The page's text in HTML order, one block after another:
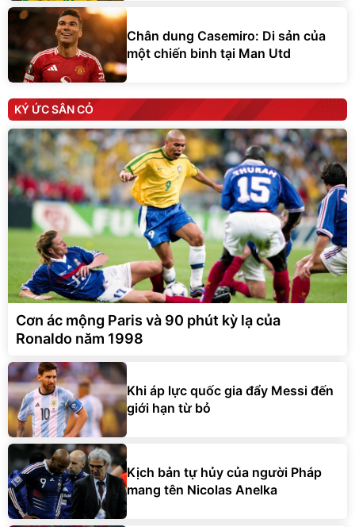
Chân dung Casemiro: Di sản của
một chiến binh tại Man Utd
KÝ ỨC SÂN CỎ
Cơn ác mộng Paris và 90 phút kỳ lạ của
Ronaldo năm 1998
Khi áp lực quốc gia đẩy Messi đến
giới hạn từ bỏ
Kịch bản tự hủy của người Pháp
mang tên Nicolas Anelka